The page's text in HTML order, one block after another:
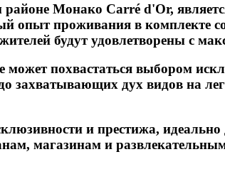
районе Монако Carré d'Or,
опыт проживания в комплекте
будут удовлетворены с
похвастаться выбором
захватывающих дух видов на
и престижа,
магазинам и